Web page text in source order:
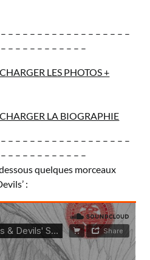
– – – – – – – – – – – – – – – – –
– – – – – – – – – – –
LES PHOTOS +
LA BIOGRAPHIE
– – – – – – – – – – – – – – – – –
– – – – – – – – – – –
quelques morceaux
: